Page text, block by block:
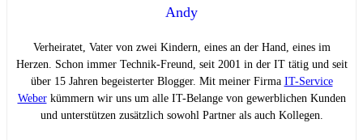
Andy
Verheiratet, Vater von zwei Kindern, eines an der Hand, eines im
Herzen. Schon immer Technik-Freund, seit 2001 in der IT tätig und seit
über 15 Jahren begeisterter Blogger. Mit meiner Firma IT-Service
Weberkümmern wir uns um alle IT-Belange von gewerblichen Kunden
und unterstützen zusätzlich sowohl Partner als auch Kollegen.